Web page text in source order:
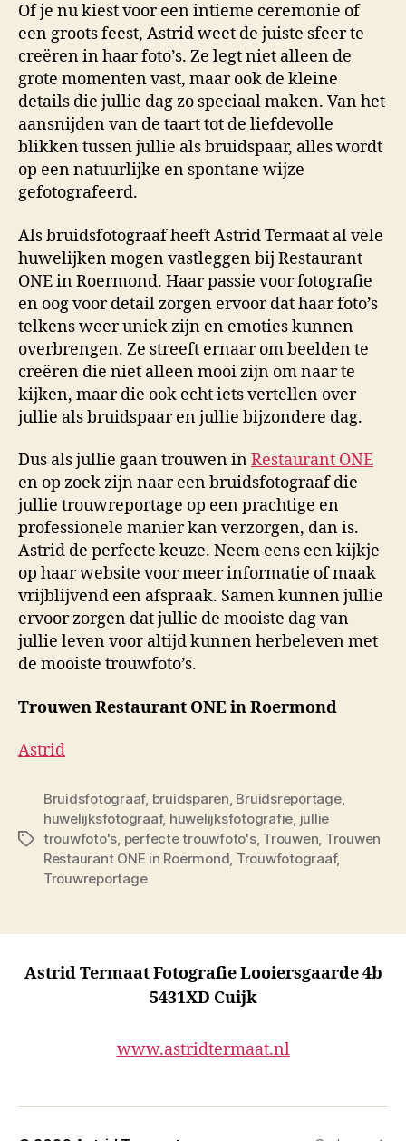
Of je nu kiest voor een intieme ceremonie of
een groots feest, Astrid weet de juiste sfeer te
creëren in haar foto’s. Ze legt niet alleen de
grote momenten vast, maar ook de kleine
details die jullie dag zo speciaal maken. Van het
aansnijden van de taart tot de liefdevolle
blikken tussen jullie als bruidspaar, alles wordt
op een natuurlijke en spontane wijze
gefotografeerd.
Als bruidsfotograaf heeft Astrid Termaat al vele
huwelijken mogen vastleggen bij Restaurant
ONE in Roermond. Haar passie voor fotografie
en oog voor detail zorgen ervoor dat haar foto’s
telkens weer uniek zijn en emoties kunnen
overbrengen. Ze streeft ernaar om beelden te
creëren die niet alleen mooi zijn om naar te
kijken, maar die ook echt iets vertellen over
jullie als bruidspaar en jullie bijzondere dag.
Dus als jullie gaan trouwen inRestaurant ONE
en op zoek zijn naar een bruidsfotograaf die
jullie trouwreportage op een prachtige en
professionele manier kan verzorgen, dan is.
Astrid de perfecte keuze. Neem eens een kijkje
op haar website voor meer informatie of maak
vrijblijvend een afspraak. Samen kunnen jullie
ervoor zorgen dat jullie de mooiste dag van
jullie leven voor altijd kunnen herbeleven met
de mooiste trouwfoto’s.
Trouwen Restaurant ONE in Roermond
Astrid
Tags
Bruidsfotograaf, bruidsparen, Bruidsreportage,
huwelijksfotograaf, huwelijksfotografie, jullie
trouwfoto's, perfecte trouwfoto's, Trouwen, Trouwen
Restaurant ONE in Roermond, Trouwfotograaf,
Trouwreportage
Astrid Termaat Fotografie Looiersgaarde 4b
5431XD Cuijk
www.astridtermaat.nl